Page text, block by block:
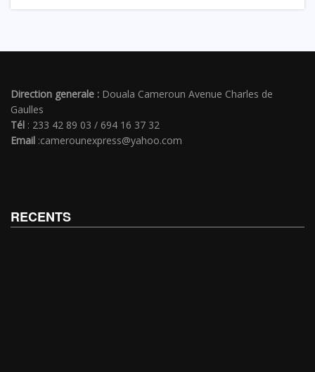
Direction generale : Douala Cameroun Avenue Charles de
Gaulles
Tél : 233 42 89 03 / 694 16 37 32
Email :camerounexpress@yahoo.com
RECENTS